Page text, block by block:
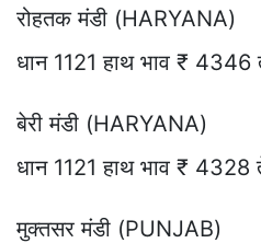
रोहतक मंडी (HARYANA)
धान 1121 हाथ भाव ₹ 4346
बेरी मंडी (HARYANA)
धान 1121 हाथ भाव ₹ 4328
मुक्तसर मंडी (PUNJAB)